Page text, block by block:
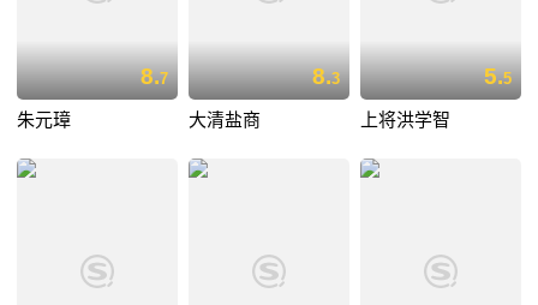
8.7
朱元璋
8.3
大清盐商
5.5
上将洪学智